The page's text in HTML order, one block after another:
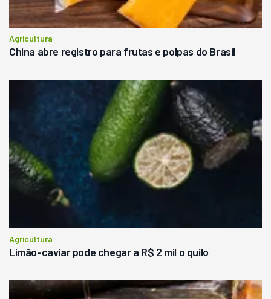
Agricultura
China abre registro para frutas e polpas do Brasil
Agricultura
Limão-caviar pode chegar a R$ 2 mil o quilo